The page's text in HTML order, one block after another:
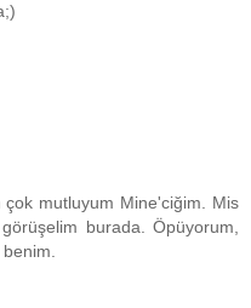
çok mutluyum Mine'ciğim. Mis
burada. Öpüyorum,